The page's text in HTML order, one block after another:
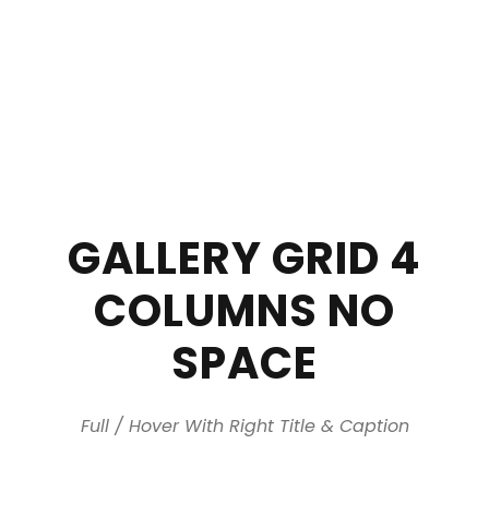
GALLERY GRID 4
COLUMNS NO
SPACE
Full / Hover With Right Title & Caption